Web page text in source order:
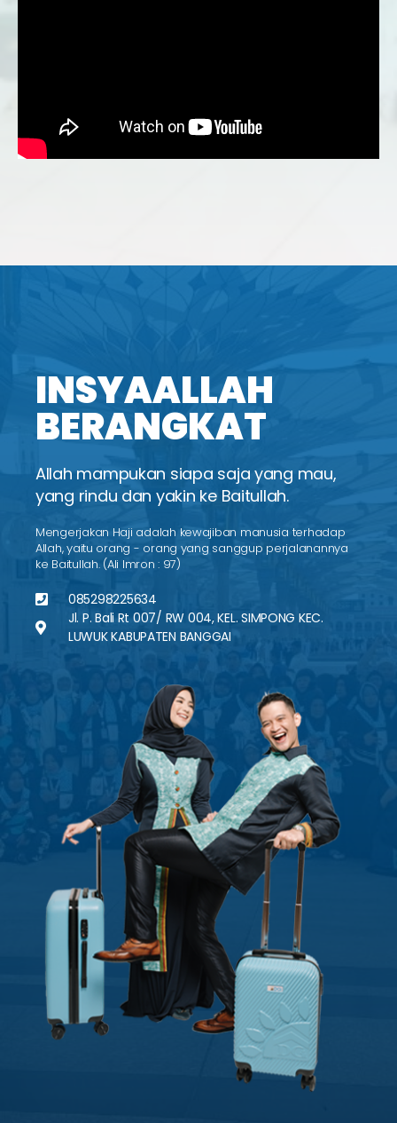
INSYAALLAH
BERANGKAT
Allah mampukan siapa saja yang mau,
yang rindu dan yakin ke Baitullah.
Mengerjakan Haji adalah kewajiban manusia terhadap
Allah, yaitu orang - orang yang sanggup perjalanannya
ke Baitullah. (Ali Imron : 97)
085298225634
Jl. P. Bali Rt 007/ RW 004, KEL. SIMPONG KEC.
LUWUK KABUPATEN BANGGAI